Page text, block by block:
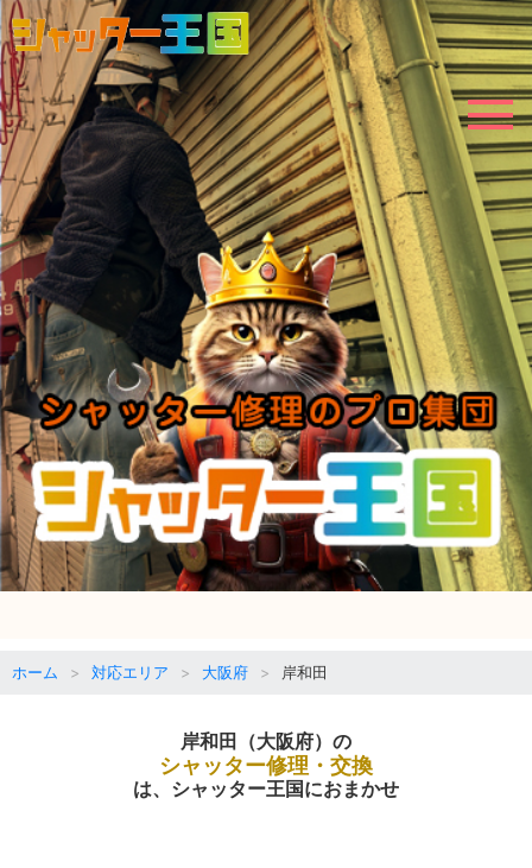
ホーム 対応エリア 大阪府 岸和田
岸和田（大阪府）の
シャッター修理・交換
は、シャッター王国におまかせ